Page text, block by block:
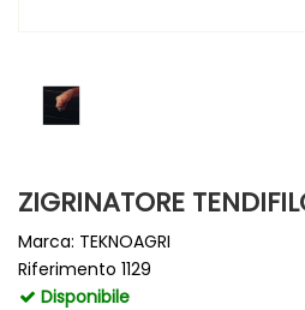
ZIGRINATORE
Marca: TEKNOAGRI
Riferimento 1129
Disponibile